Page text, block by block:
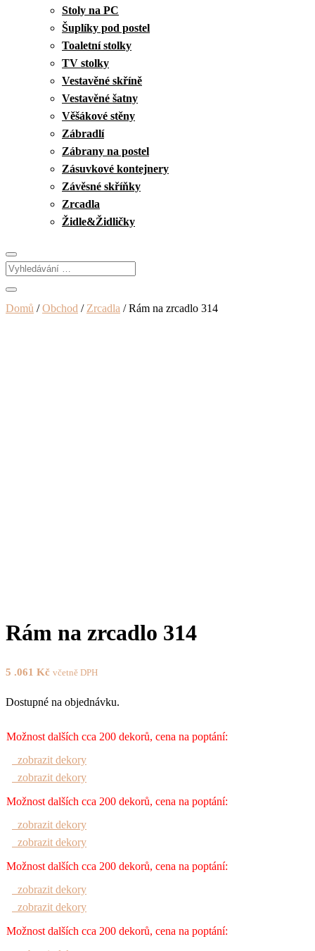
Stoly na PC
Šuplíky pod postel
Toaletní stolky
TV stolky
Vestavěné skříně
Vestavěné šatny
Věšákové stěny
Zábradlí
Zábrany na postel
Zásuvkové kontejnery
Závěsné skříňky
Zrcadla
Židle&Židličky
Domů /Obchod / Zrcadla / Rám na zrcadlo 314
Rám na zrcadlo 314
5 .061 Kč včetně DPH
Dostupné na objednávku.
Možnost dalších cca 200 dekorů, cena na poptání:
zobrazit dekory
zobrazit dekory
Možnost dalších cca 200 dekorů, cena na poptání:
zobrazit dekory
zobrazit dekory
Možnost dalších cca 200 dekorů, cena na poptání:
zobrazit dekory
zobrazit dekory
Možnost dalších cca 200 dekorů, cena na poptání: